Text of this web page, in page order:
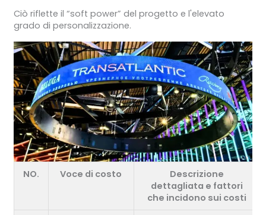
Ciò riflette il “soft power” del progetto e l'elevato
grado di personalizzazione.
NO. Voce di costo
Descrizione
dettagliata e fattori
che incidono sui costi